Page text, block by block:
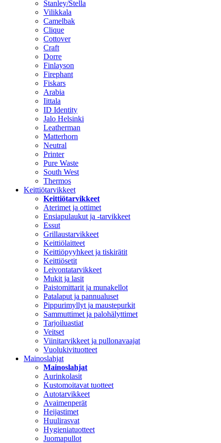
Stanley/Stella
Vilikkala
Camelbak
Clique
Cottover
Craft
Dorre
Finlayson
Firephant
Fiskars
Arabia
Iittala
ID Identity
Jalo Helsinki
Leatherman
Matterhorn
Neutral
Printer
Pure Waste
South West
Thermos
Keittiötarvikkeet
Keittiötarvikkeet
Aterimet ja ottimet
Ensiapulaukut ja -tarvikkeet
Essut
Grillaustarvikkeet
Keittiölaitteet
Keittiöpyyhkeet ja tiskirätit
Keittiösetit
Leivontatarvikkeet
Mukit ja lasit
Paistomittarit ja munakellot
Patalaput ja pannualuset
Pippurimyllyt ja maustepurkit
Sammuttimet ja palohälyttimet
Tarjoiluastiat
Veitset
Viinitarvikkeet ja pullonavaajat
Vuolukivituotteet
Mainoslahjat
Mainoslahjat
Aurinkolasit
Kustomoitavat tuotteet
Autotarvikkeet
Avaimenperät
Heijastimet
Huulirasvat
Hygieniatuotteet
Juomapullot